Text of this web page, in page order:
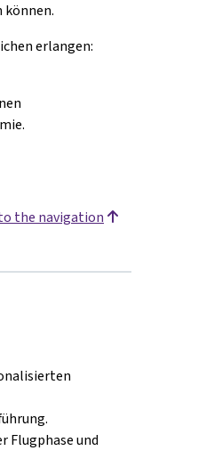
können.
erlangen:
the navigation
Flugphase und